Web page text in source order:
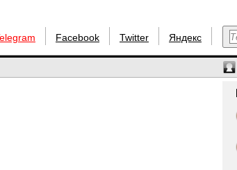
Facebook Twitter Яндекс